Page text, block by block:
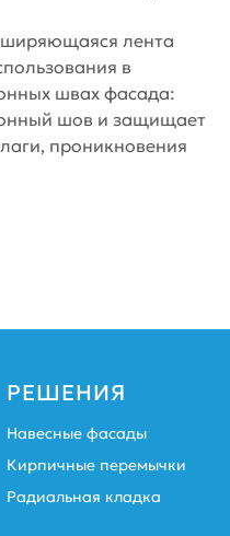
лента
в
швах фасада:
шов и защищает
проникновения
РЕШЕНИЯ
Навесные фасады
Кирпичные перемычки
Радиальная кладка